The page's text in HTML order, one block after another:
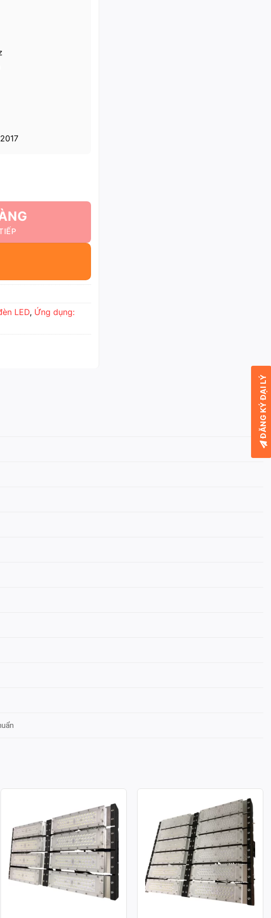
LED, Ứng dụng:
P03 – CÔNG SUẤT 400W
Công suất: 400W
Hiệu suất chiếu sáng: 130lm/W
Nhiệt độ màu: 3.000K / 4.000K /
6.000K
Chỉ số hoàn màu: CRI≥70
Tuổi thọ L70: 50.000h
Hệ số công suất: >0.95
Điện áp sử dụng: AC 100-277V ~
ĐÈN PHA LED MODULE SMD
P03 – CÔNG SUẤT 600W
Công suất: 600W
Hiệu suất chiếu sáng: 130lm/W
Nhiệt độ màu: 3.000K / 4.000K /
6.000K
Chỉ số hoàn màu: CRI≥70
Tuổi thọ L70: 50.000h
Hệ số công suất: >0.95
Điện áp sử dụng: AC 100-277V ~
ĐĂNG KÝ ĐẠI LÝ